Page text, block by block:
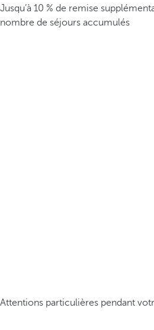
Jusqu’à 10 % de remise
nombre de séjours accumulés
Attentions particulières pendant